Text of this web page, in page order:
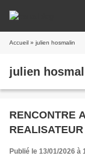
Accueil » julien hosmalin
julien
RENCONTRE
Publié le 13/01/2026 à